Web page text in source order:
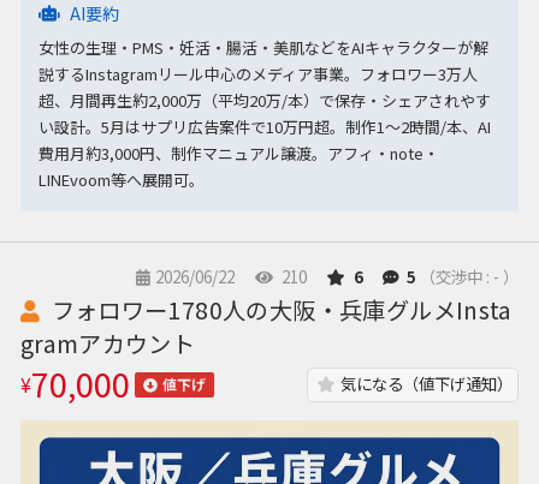
AI要約
女性の生理・PMS・妊活・腸活・美肌などをAIキャラクターが解
説するInstagramリール中心のメディア事業。フォロワー3万人
超、月間再生約2,000万（平均20万/本）で保存・シェアされやす
い設計。5月はサプリ広告案件で10万円超。制作1～2時間/本、AI
費用月約3,000円、制作マニュアル譲渡。アフィ・note・
LINEvoom等へ展開可。
2026/06/22 210 6 5 （交渉中 : - ）
フォロワー1780人の大阪・兵庫グルメInsta
gramアカウント
¥70,000 値下げ 気になる（値下げ通知）